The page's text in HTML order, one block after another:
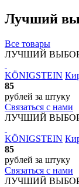
Лучший
Все товары
ЛУЧШИЙ
KÖNIGSTEIN
85
рублей за штуку
Связаться с нами
ЛУЧШИЙ
KÖNIGSTEIN
85
рублей за штуку
Связаться с нами
ЛУЧШИЙ